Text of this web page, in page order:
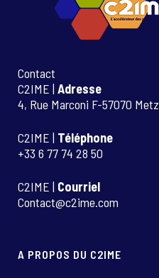
Contact
C2IME | Adresse
4, Rue Marconi F-57070 Metz
C2IME | Téléphone
+33 6 77 74 28 50
C2IME | Courriel
Contact@c2ime.com
A PROPOS DU C2IME